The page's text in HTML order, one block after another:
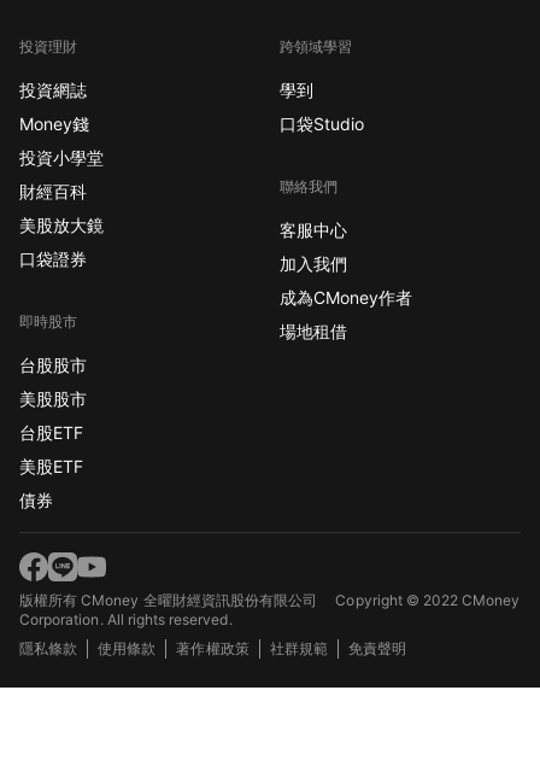
投資理財
投資網誌
Money錢
投資小學堂
財經百科
美股放大鏡
口袋證券
即時股市
台股股市
美股股市
台股ETF
美股ETF
債券
跨領域學習
學到
口袋Studio
聯絡我們
客服中心
加入我們
成為CMoney作者
場地租借
版權所有 CMoney 全曜財經資訊股份有限公司Copyright © 2022 CMoney
Corporation. All rights reserved.
隱私條款
使用條款 著作權政策 社群規範 免責聲明